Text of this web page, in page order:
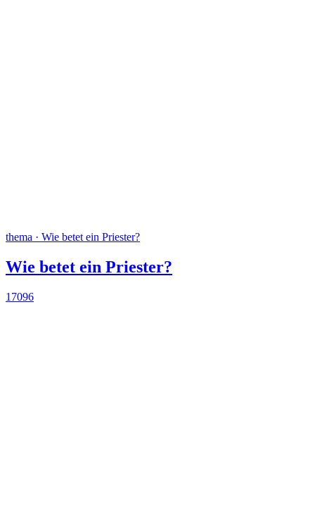
thema · Wie betet ein Priester?
Wie betet ein Priester?
17096